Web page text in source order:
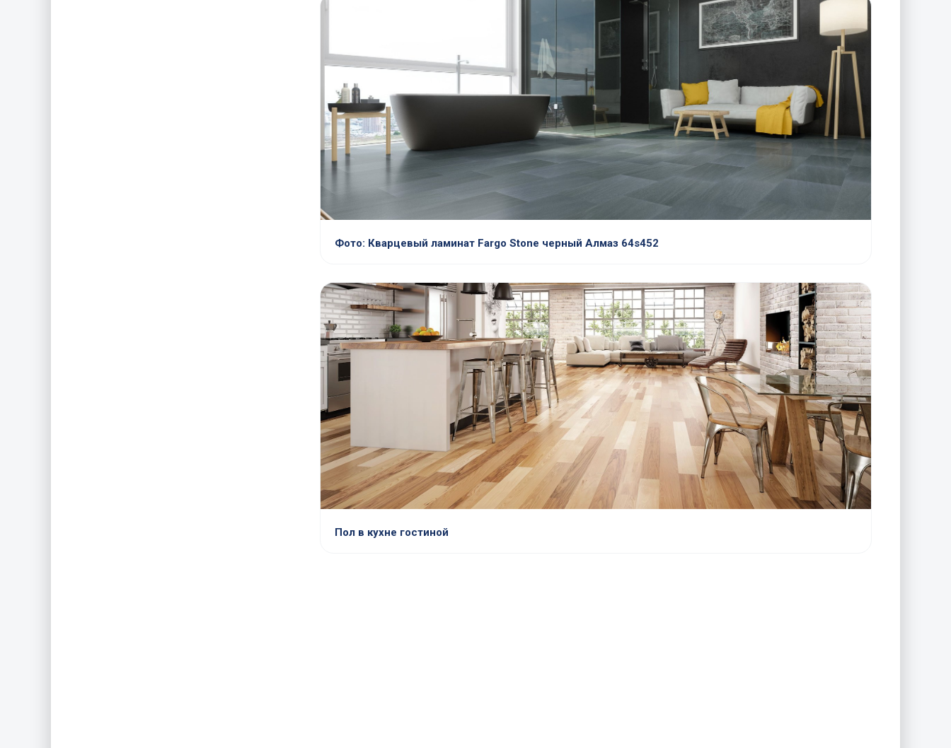
Фото: Кварцевый ламинат Fargo Stone черный Алмаз 64s452
Пол в кухне гостиной